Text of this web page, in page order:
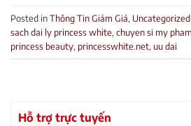
Posted inThông Tin Giảm Giá,
sach dai ly princess white, chuyen si my
princess beauty, princesswhite.net, uu dai
Hỗ trợ trực tuyến